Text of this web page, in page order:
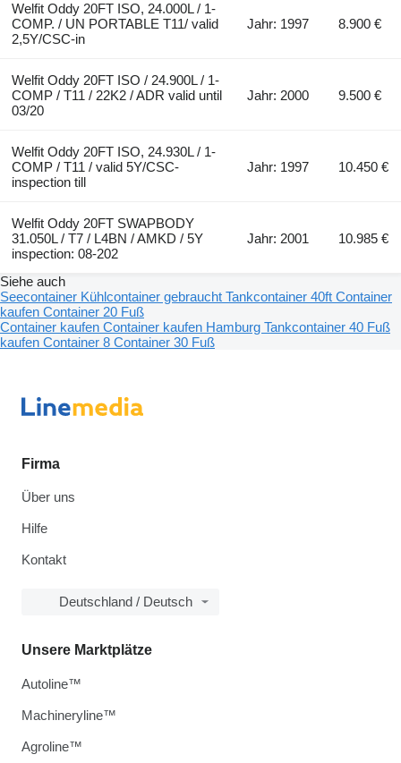
Welfit Oddy 20FT ISO, 24.000L / 1-
COMP. / UN PORTABLE T11/ valid
2,5Y/CSC-in
Jahr: 1997 8.900 €
Welfit Oddy 20FT ISO / 24.900L / 1-
COMP / T11 / 22K2 / ADR valid until
03/20
Jahr: 2000 9.500 €
Welfit Oddy 20FT ISO, 24.930L / 1-
COMP / T11 / valid 5Y/CSC-
inspection till
Jahr: 1997 10.450 €
Welfit Oddy 20FT SWAPBODY
31.050L / T7 / L4BN / AMKD / 5Y
inspection: 08-202
Jahr: 2001 10.985 €
Siehe auch
Seecontainer Kühlcontainer gebraucht Tankcontainer 40ft Container
kaufen Container 20 Fuß
Container kaufen Container kaufen Hamburg Tankcontainer 40 Fuß
kaufen Container 8 Container 30 Fuß
Firma
Über uns
Hilfe
Kontakt
Deutschland / Deutsch
Unsere Marktplätze
Autoline™
Machineryline™
Agroline™